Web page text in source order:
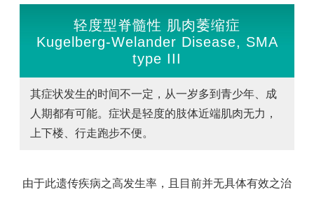
轻度型脊髓性 肌肉萎缩症
Kugelberg-Welander Disease, SMA
type III
其症状发生的时间不一定，从一岁多到青少年、成
人期都有可能。症状是轻度的肢体近端肌肉无力，
上下楼、行走跑步不便。
由于此遗传疾病之高发生率，且目前并无具体有效之治